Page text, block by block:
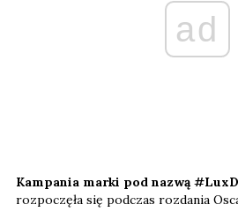
ad
Kampania marki pod nazwą
rozpoczęła się podczas rozdania